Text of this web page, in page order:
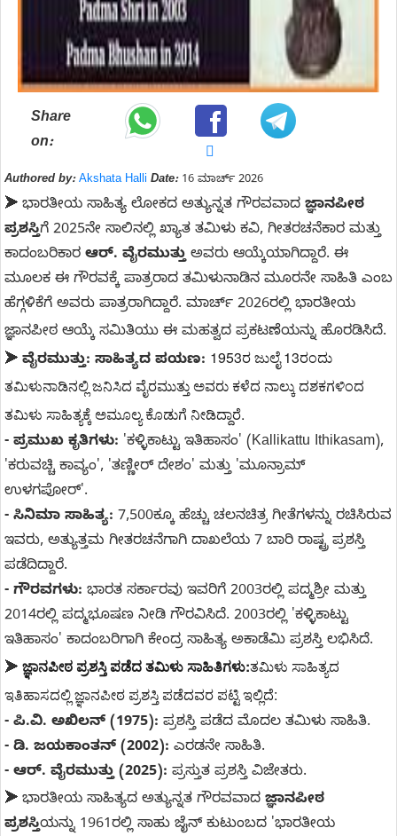
Share
on:
Authored by: Akshata Halli Date:16 ಮಾರ್ಚ್ 2026
➤ ಭಾರತೀಯ ಸಾಹಿತ್ಯ ಲೋಕದ ಅತ್ಯುನ್ನತ ಗೌರವವಾದ ಜ್ಞಾನಪೀಠ
ಪ್ರಶಸ್ತಿಗೆ 2025ನೇ ಸಾಲಿನಲ್ಲಿ ಖ್ಯಾತ ತಮಿಳು ಕವಿ, ಗೀತರಚನೆಕಾರ ಮತ್ತು
ಕಾದಂಬರಿಕಾರ ಆರ್. ವೈರಮುತ್ತುಅವರು ಆಯ್ಕೆಯಾಗಿದ್ದಾರೆ. ಈ
ಮೂಲಕ ಈ ಗೌರವಕ್ಕೆ ಪಾತ್ರರಾದ ತಮಿಳುನಾಡಿನ ಮೂರನೇ ಸಾಹಿತಿ ಎಂಬ
ಹೆಗ್ಗಳಿಕೆಗೆ ಅವರು ಪಾತ್ರರಾಗಿದ್ದಾರೆ. ಮಾರ್ಚ್ 2026ರಲ್ಲಿ ಭಾರತೀಯ
ಜ್ಞಾನಪೀಠ ಆಯ್ಕೆ ಸಮಿತಿಯು ಈ ಮಹತ್ವದ ಪ್ರಕಟಣೆಯನ್ನು ಹೊರಡಿಸಿದೆ.
➤ ವೈರಮುತ್ತು: ಸಾಹಿತ್ಯದ ಪಯಣ: 1953ರ ಜುಲೈ 13ರಂದು
ತಮಿಳುನಾಡಿನಲ್ಲಿ ಜನಿಸಿದ ವೈರಮುತ್ತು ಅವರು ಕಳೆದ ನಾಲ್ಕು ದಶಕಗಳಿಂದ
ತಮಿಳು ಸಾಹಿತ್ಯಕ್ಕೆ ಅಮೂಲ್ಯ ಕೊಡುಗೆ ನೀಡಿದ್ದಾರೆ.
- ಪ್ರಮುಖ ಕೃತಿಗಳು: 'ಕಳ್ಳಿಕಾಟ್ಟು ಇತಿಹಾಸಂ' (Kallikattu Ithikasam),
'ಕರುವಚ್ಚಿ ಕಾವ್ಯಂ', 'ತಣ್ಣೀರ್ ದೇಶಂ' ಮತ್ತು 'ಮೂನ್ರಾಮ್
ಉಳಗಪೋರ್'.
- ಸಿನಿಮಾ ಸಾಹಿತ್ಯ: 7,500ಕ್ಕೂ ಹೆಚ್ಚು ಚಲನಚಿತ್ರ ಗೀತೆಗಳನ್ನು ರಚಿಸಿರುವ
ಇವರು, ಅತ್ಯುತ್ತಮ ಗೀತರಚನೆಗಾಗಿ ದಾಖಲೆಯ 7 ಬಾರಿ ರಾಷ್ಟ್ರ ಪ್ರಶಸ್ತಿ
ಪಡೆದಿದ್ದಾರೆ.
- ಗೌರವಗಳು: ಭಾರತ ಸರ್ಕಾರವು ಇವರಿಗೆ 2003ರಲ್ಲಿ ಪದ್ಮಶ್ರೀ ಮತ್ತು
2014ರಲ್ಲಿ ಪದ್ಮಭೂಷಣ ನೀಡಿ ಗೌರವಿಸಿದೆ. 2003ರಲ್ಲಿ 'ಕಳ್ಳಿಕಾಟ್ಟು
ಇತಿಹಾಸಂ' ಕಾದಂಬರಿಗಾಗಿ ಕೇಂದ್ರ ಸಾಹಿತ್ಯ ಅಕಾಡೆಮಿ ಪ್ರಶಸ್ತಿ ಲಭಿಸಿದೆ.
➤ ಜ್ಞಾನಪೀಠ ಪ್ರಶಸ್ತಿ ಪಡೆದ ತಮಿಳು ಸಾಹಿತಿಗಳು:ತಮಿಳು ಸಾಹಿತ್ಯದ
ಇತಿಹಾಸದಲ್ಲಿ ಜ್ಞಾನಪೀಠ ಪ್ರಶಸ್ತಿ ಪಡೆದವರ ಪಟ್ಟಿ ಇಲ್ಲಿದೆ:
- ಪಿ.ವಿ. ಅಖಿಲನ್ (1975): ಪ್ರಶಸ್ತಿ ಪಡೆದ ಮೊದಲ ತಮಿಳು ಸಾಹಿತಿ.
- ಡಿ. ಜಯಕಾಂತನ್ (2002): ಎರಡನೇ ಸಾಹಿತಿ.
- ಆರ್. ವೈರಮುತ್ತು (2025): ಪ್ರಸ್ತುತ ಪ್ರಶಸ್ತಿ ವಿಜೇತರು.
➤ ಭಾರತೀಯ ಸಾಹಿತ್ಯದ ಅತ್ಯುನ್ನತ ಗೌರವವಾದ ಜ್ಞಾನಪೀಠ
ಪ್ರಶಸ್ತಿಯನ್ನು 1961ರಲ್ಲಿ ಸಾಹು ಜೈನ್ ಕುಟುಂಬದ 'ಭಾರತೀಯ